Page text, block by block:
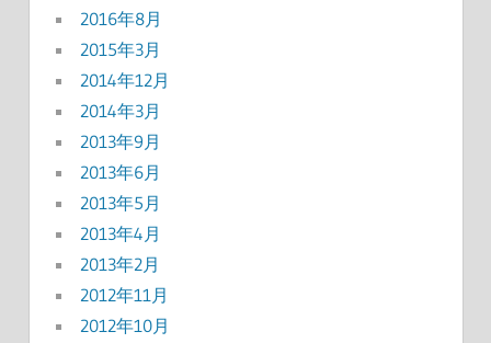
2016年8月
2015年3月
2014年12月
2014年3月
2013年9月
2013年6月
2013年5月
2013年4月
2013年2月
2012年11月
2012年10月